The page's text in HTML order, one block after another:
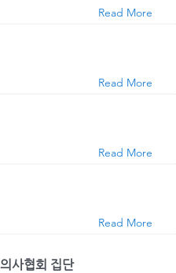
Read More
Read More
Read More
Read More
사협회 집단